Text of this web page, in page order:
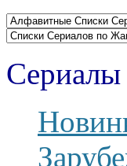
Сериалы